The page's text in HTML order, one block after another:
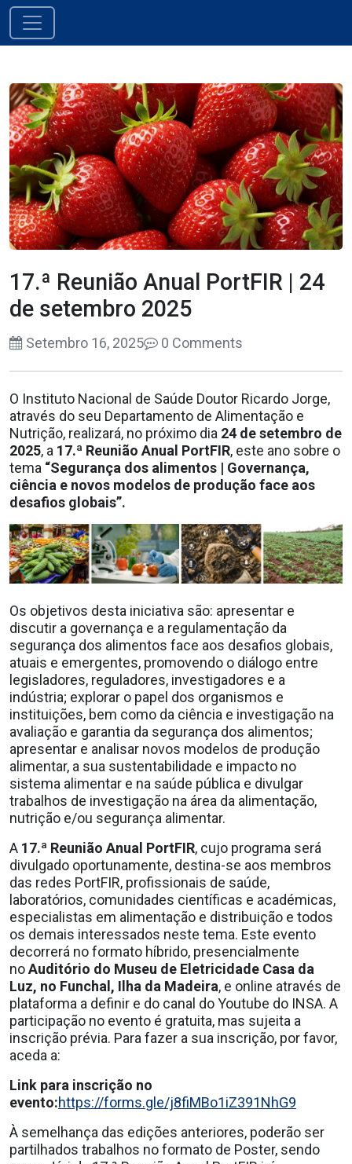
Saltar para o conteúdo
Navegação principal
17.ª Reunião Anual PortFIR | 24
de setembro 2025
Setembro 16, 2025 0 Comments
O Instituto Nacional de Saúde Doutor Ricardo Jorge,
através do seu Departamento de Alimentação e
Nutrição, realizará, no próximo dia 24 de setembro de
2025, a 17.ª Reunião Anual PortFIR, este ano sobre o
tema “Segurança dos alimentos | Governança,
ciência e novos modelos de produção face aos
desafios globais”.
Os objetivos desta iniciativa são: apresentar e
discutir a governança e a regulamentação da
segurança dos alimentos face aos desafios globais,
atuais e emergentes, promovendo o diálogo entre
legisladores, reguladores, investigadores e a
indústria; explorar o papel dos organismos e
instituições, bem como da ciência e investigação na
avaliação e garantia da segurança dos alimentos;
apresentar e analisar novos modelos de produção
alimentar, a sua sustentabilidade e impacto no
sistema alimentar e na saúde pública e divulgar
trabalhos de investigação na área da alimentação,
nutrição e/ou segurança alimentar.
A 17.ª Reunião Anual PortFIR, cujo programa será
divulgado oportunamente, destina-se aos membros
das redes PortFIR, profissionais de saúde,
laboratórios, comunidades científicas e académicas,
especialistas em alimentação e distribuição e todos
os demais interessados neste tema. Este evento
decorrerá no formato híbrido, presencialmente
noAuditório do Museu de Eletricidade Casa da
Luz, no Funchal, Ilha da Madeira, e online através de
plataforma a definir e do canal do Youtube do INSA. A
participação no evento é gratuita, mas sujeita a
inscrição prévia. Para fazer a sua inscrição, por favor,
aceda a:
Link para inscrição no
evento:https://forms.gle/j8fiMBo1iZ391NhG9
À semelhança das edições anteriores, poderão ser
partilhados trabalhos no formato de Poster, sendo